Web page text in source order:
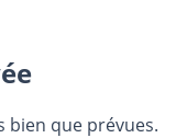
bien que prévues.